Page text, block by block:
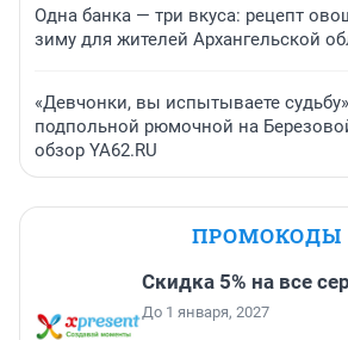
Одна банка — три вкуса: рецепт
зиму для жителей Архангельской
«Девчонки, вы испытываете
подпольной рюмочной на
обзор YA62.RU
ПРОМОКОДЫ
Скидка 5% на все
До 1 января, 2027